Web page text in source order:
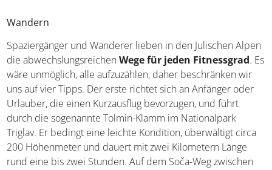
Wandern
Spaziergänger und Wanderer lieben in den Julischen Alpen
die abwechslungsreichenWege für jeden Fitnessgrad. Es
wäre unmöglich, alle aufzuzählen, daher beschränken wir
uns auf vier Tipps. Der erste richtet sich an Anfänger oder
Urlauber, die einen Kurzausflug bevorzugen, und führt
durch die sogenannte Tolmin-Klamm im Nationalpark
Triglav. Er bedingt eine leichte Kondition, überwältigt circa
200 Höhenmeter und dauert mit zwei Kilometern Länge
rund eine bis zwei Stunden. Auf dem Soča-Weg zwischen